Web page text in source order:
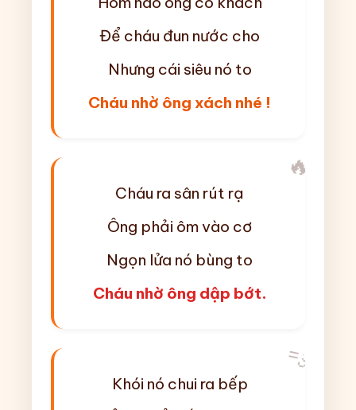
Để cháu đun nước cho
Nhưng cái siêu nó to
Cháu nhờ ông xách nhé !
🔥
Cháu ra sân rút rạ
Ông phải ôm vào cơ
Ngọn lửa nó bùng to
Cháu nhờ ông dập bớt.
💨
Khói nó chui ra bếp